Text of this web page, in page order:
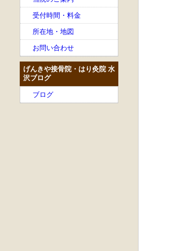
受付時間・料金
所在地・地図
お問い合わせ
げんきや接骨院・はり灸院 水
沢ブログ
ブログ